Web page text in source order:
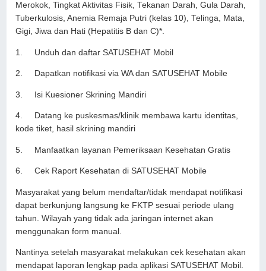
Merokok, Tingkat Aktivitas Fisik, Tekanan Darah, Gula Darah,
Tuberkulosis, Anemia Remaja Putri (kelas 10), Telinga, Mata,
Gigi, Jiwa dan Hati (Hepatitis B dan C)*.
1. Unduh dan daftar SATUSEHAT Mobil
2. Dapatkan notifikasi via WA dan SATUSEHAT Mobile
3. Isi Kuesioner Skrining Mandiri
4.
Datang ke puskesmas/klinik membawa kartu identitas,
kode tiket, hasil skrining mandiri
5. Manfaatkan layanan Pemeriksaan Kesehatan Gratis
6. Cek Raport Kesehatan di SATUSEHAT Mobile
Masyarakat yang belum mendaftar/tidak mendapat notifikasi
dapat berkunjung langsung ke FKTP sesuai periode ulang
tahun. Wilayah yang tidak ada jaringan internet akan
menggunakan form manual.
Nantinya setelah masyarakat melakukan cek kesehatan akan
mendapat laporan lengkap pada aplikasi SATUSEHAT Mobil.